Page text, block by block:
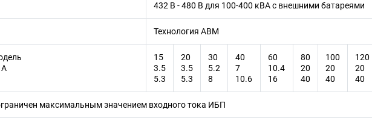
432 В - 480 В для 100-400 кВA с внешними батареями
Технология ABM
15
3.5
5.3
20
3.5
5.3
30
5.2
8
40
7
10.6
60
10.4
16
80
20
40
100
20
40
120
20
40
максимальным значением входного тока ИБП